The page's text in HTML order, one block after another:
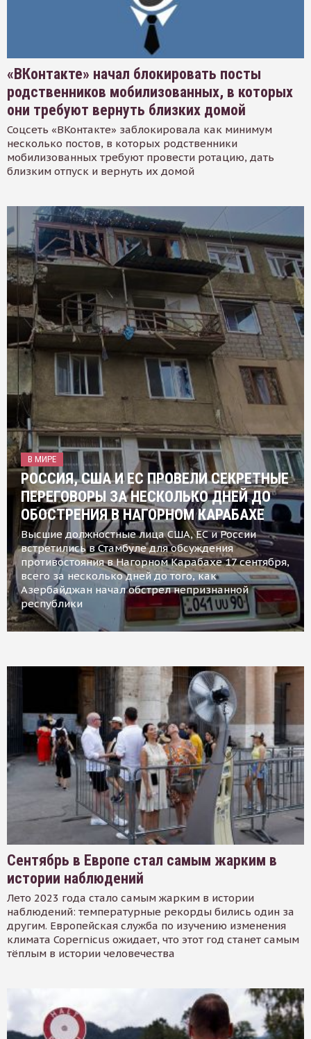
«ВКонтакте» начал блокировать посты
родственников мобилизованных, в которых
они требуют вернуть близких домой
Соцсеть «ВКонтакте» заблокировала как минимум
несколько постов, в которых родственники
мобилизованных требуют провести ротацию, дать
близким отпуск и вернуть их домой
В МИРЕ
РОССИЯ, США И ЕС ПРОВЕЛИ СЕКРЕТНЫЕ
ПЕРЕГОВОРЫ ЗА НЕСКОЛЬКО ДНЕЙ ДО
ОБОСТРЕНИЯ В НАГОРНОМ КАРАБАХЕ
Высшие должностные лица США, ЕС и России
встретились в Стамбуле для обсуждения
противостояния в Нагорном Карабахе 17 сентября,
всего за несколько дней до того, как
Азербайджан начал обстрел непризнанной
республики
Сентябрь в Европе стал самым жарким в
истории наблюдений
Лето 2023 года стало самым жарким в истории
наблюдений: температурные рекорды бились один за
другим. Европейская служба по изучению изменения
климата Copernicus ожидает, что этот год станет самым
тёплым в истории человечества